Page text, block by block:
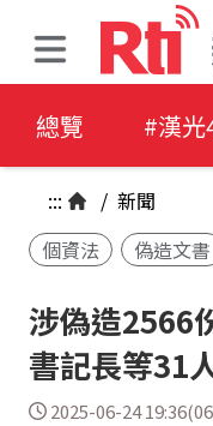
總覽 #漢光
::: / 新聞
個資法
偽造文書
涉偽造2566
書記長等31
2025-06-24